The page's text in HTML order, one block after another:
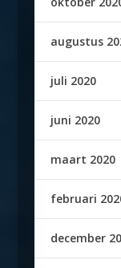
augustus
juli 2020
juni 2020
maart 2020
februari
december